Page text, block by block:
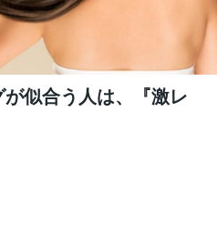
似合う人は、『激レ